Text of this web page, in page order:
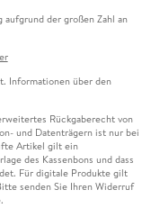
der großen Zahl an
Informationen über den
Rückgaberecht von
und Datenträgern ist nur bei
Artikel gilt ein
des Kassenbons und dass
Für digitale Produkte gilt
senden Sie Ihren Widerruf